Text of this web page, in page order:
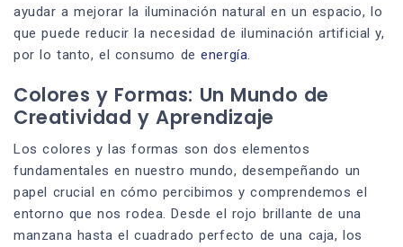
ayudar a mejorar la iluminación natural en un espacio, lo
que puede reducir la necesidad de iluminación artificial y,
por lo tanto, el consumo deenergía.
Colores y Formas: Un Mundo de
Creatividad y Aprendizaje
Los colores y las formas son dos elementos
fundamentales en nuestro mundo, desempeñando un
papel crucial en cómo percibimos y comprendemos el
entorno que nos rodea. Desde el rojo brillante de una
manzana hasta el cuadrado perfecto de una caja, los